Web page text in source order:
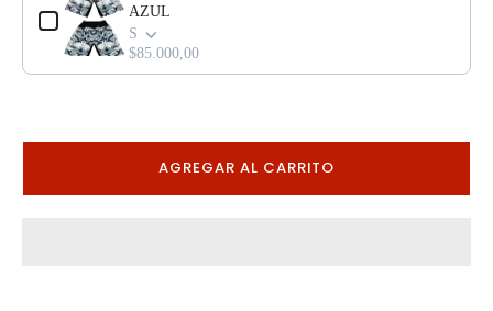
AZUL
S
$85.000,00
AGREGAR AL CARRITO